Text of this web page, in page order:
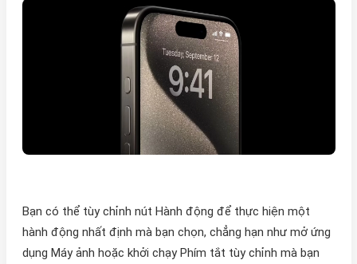
Bạn có thể tùy chỉnh nút Hành động để thực hiện một
hành động nhất định mà bạn chọn, chẳng hạn như mở ứng
dụng Máy ảnh hoặc khởi chạy Phím tắt tùy chỉnh mà bạn